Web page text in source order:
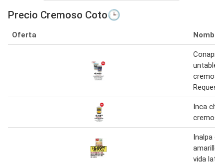
Precio Cremoso Coto🕒
Oferta Nombre
untable
Inca
Inalpa
amarillo
vida lata